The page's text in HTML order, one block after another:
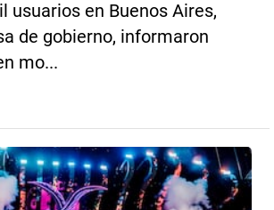
usuarios en Buenos Aires,
de gobierno, informaron
mo...